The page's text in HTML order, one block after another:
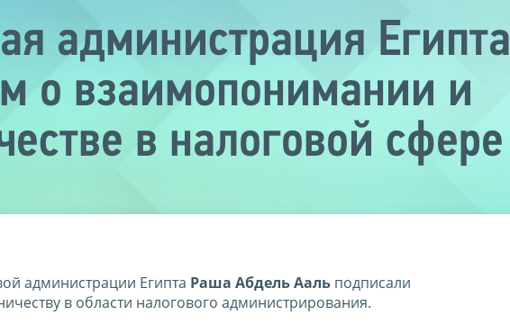
администрация Египта
о взаимопонимании и
в налоговой сфере
администрации Египта Раша Абдель Ааль подписали
в области налогового администрирования.